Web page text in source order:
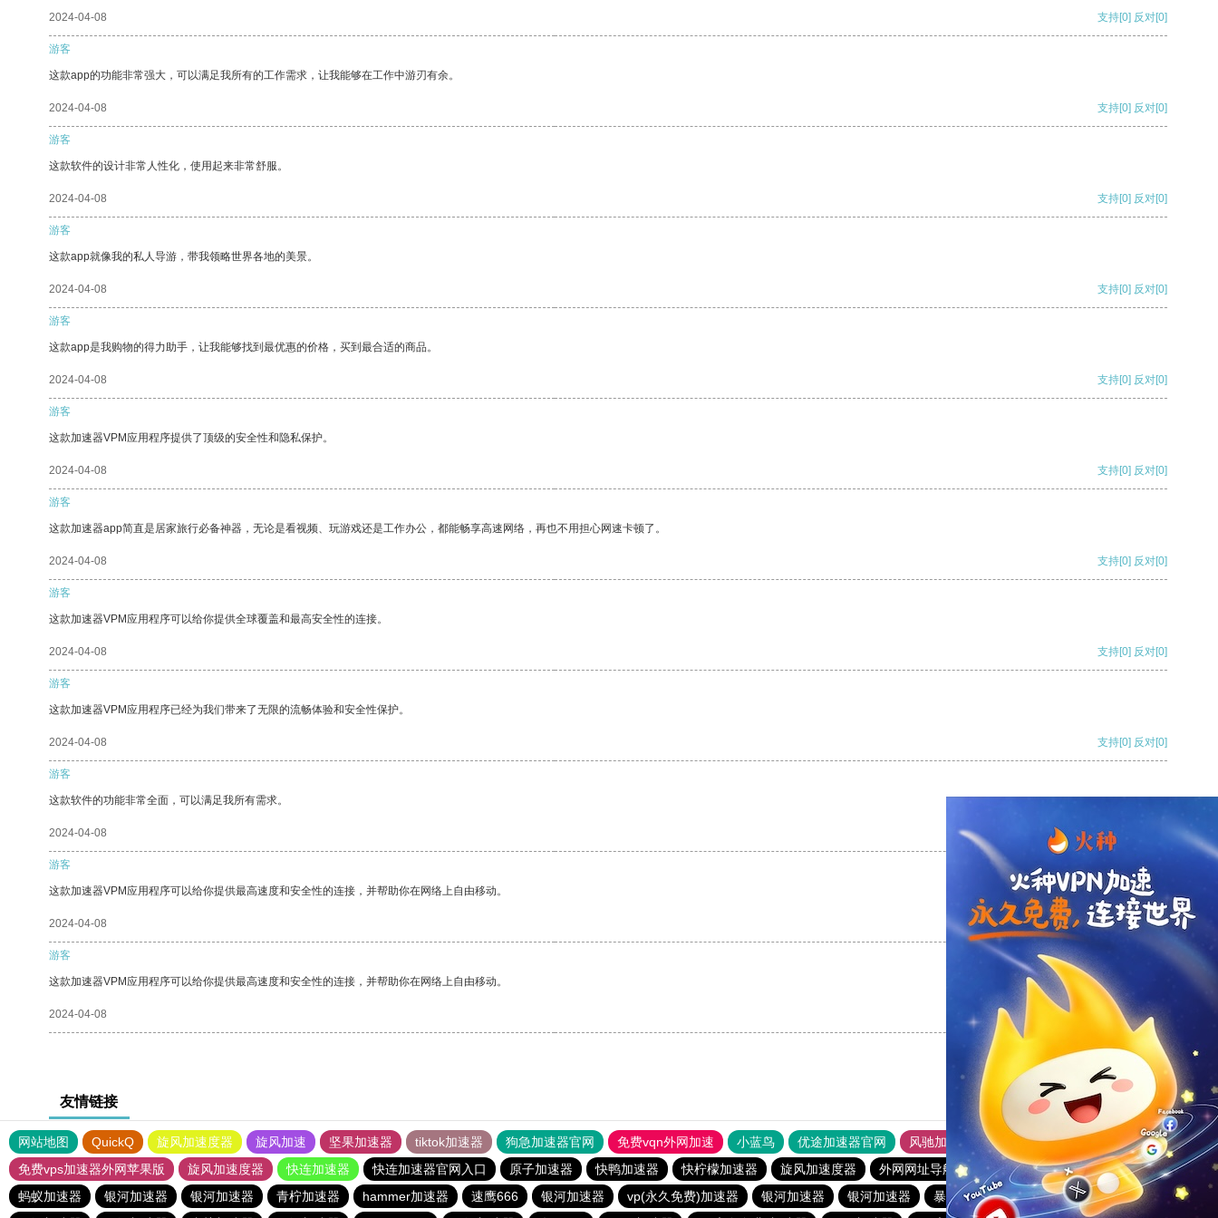
2024-04-08 支持[0] 反对[0]
游客
这款app的功能非常强大，可以满足我所有的工作需求，让我能够在工作中游刃有余。
2024-04-08 支持[0] 反对[0]
游客
这款软件的设计非常人性化，使用起来非常舒服。
2024-04-08 支持[0] 反对[0]
游客
这款app就像我的私人导游，带我领略世界各地的美景。
2024-04-08 支持[0] 反对[0]
游客
这款app是我购物的得力助手，让我能够找到最优惠的价格，买到最合适的商品。
2024-04-08 支持[0] 反对[0]
游客
这款加速器VPM应用程序提供了顶级的安全性和隐私保护。
2024-04-08 支持[0] 反对[0]
游客
这款加速器app简直是居家旅行必备神器，无论是看视频、玩游戏还是工作办公，都能畅享高速网络，再也不用担心网速卡顿了。
2024-04-08 支持[0] 反对[0]
游客
这款加速器VPM应用程序可以给你提供全球覆盖和最高安全性的连接。
2024-04-08 支持[0] 反对[0]
游客
这款加速器VPM应用程序已经为我们带来了无限的流畅体验和安全性保护。
2024-04-08 支持[0] 反对[0]
游客
这款软件的功能非常全面，可以满足我所有需求。
2024-04-08 支持
游客
这款加速器VPM应用程序可以给你提供最高速度和安全性的连接，并帮助你在网络上自由移动。
2024-04-08 支持[0] 反对[0]
游客
这款加速器VPM应用程序可以给你提供最高速度和安全性的连接，并帮助你在网络上自由移动。
2024-04-08 支持[0] 反对[0]
友情链接
网站地图 QuickQ 旋风加速度器 旋风加速 坚果加速器 tiktok加速器 狗急加速器官网 免费vqn外网加速 小蓝鸟 优途加速器官网 风驰加速器
旋风加速器
免费vps加速器外网苹果版
旋风加速度器 快连加速器 快连加速器官网入口 原子加速器 快鸭加速器 快柠檬加速器 旋风加速度器 外网网址导航 软件中心
银河加速器
蚂蚁加速器
银河加速器 银河加速器 青柠加速器 hammer加速器 速鹰666 银河加速器 vp(永久免费)加速器 银河加速器 银河加速器 暴雪加速器 纵云梯加速器
暴雪加速器